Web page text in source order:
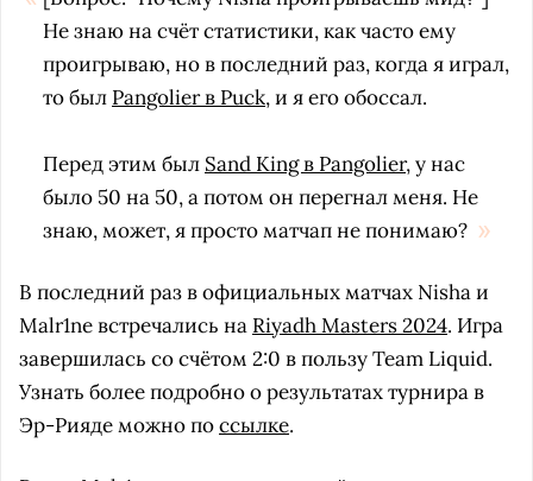
Не знаю на счёт статистики, как часто ему
проигрываю, но в последний раз, когда я играл,
то был Pangolier в Puck, и я его обоссал.
Перед этим был Sand King в Pangolier, у нас
было 50 на 50, а потом он перегнал меня. Не
знаю, может, я просто матчап не понимаю?
В последний раз в официальных матчах Nisha и
Malr1ne встречались на Riyadh Masters 2024. Игра
завершилась со счётом 2:0 в пользу Team Liquid.
Узнать более подробно о результатах турнира в
Эр-Рияде можно поссылке.